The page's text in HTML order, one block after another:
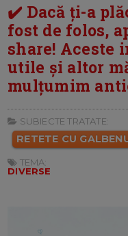
✔️ Dacă ți-a
fost de folos,
share! Aceste
utile și altor
mulțumim
SUBIECTE TRATATE:
RETETE CU
TEMA:
DIVERSE